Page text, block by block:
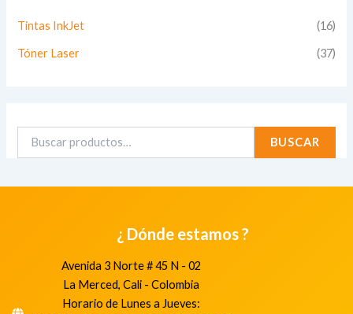
Tintas InkJet (16)
Tóner Laser (37)
BUSCAR
¿ Dónde estamos ?
Avenida 3 Norte # 45 N - 02
La Merced, Cali - Colombia
Horario de Lunes a Jueves: